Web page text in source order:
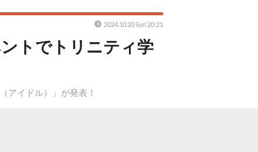
トでトリニティ学
アイドル）」が発表！
2024.10.20 Sun 20:21